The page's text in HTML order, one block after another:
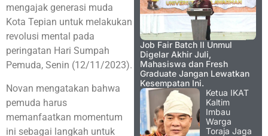
mengajak generasi muda
Kota Tepian untuk melakukan
revolusi mental pada
peringatan Hari Sumpah
Pemuda, Senin (12/11/2023).
Novan mengatakan bahwa
pemuda harus
memanfaatkan momentum
ini sebagai langkah untuk
Job Fair Batch II Unmul
Digelar Akhir Juli,
Mahasiswa dan Fresh
Graduate Jangan Lewatkan
Kesempatan Ini.
Ketua IKAT
Kaltim
Imbau
Warga
Toraja Jaga